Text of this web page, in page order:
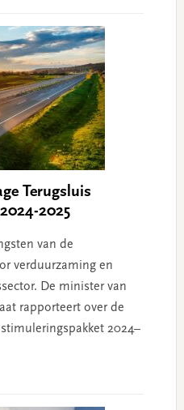
Terugsluis
2025
van de
verduurzaming en
De minister van
rapporteert over de
2024–